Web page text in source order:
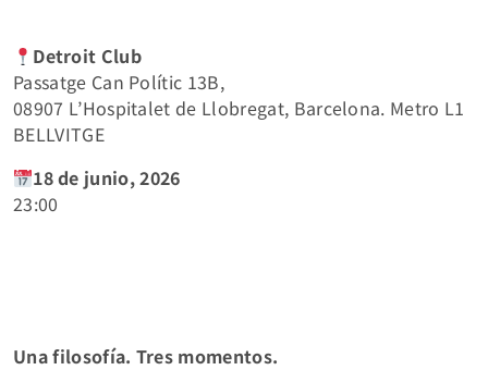
Detroit Club
Passatge Can Polític 13B,
08907 L’Hospitalet de Llobregat, Barcelona. Metro L1
BELLVITGE
18 de junio, 2026
23:00
Una filosofía. Tres momentos.